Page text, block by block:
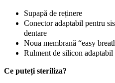
Supapă de reținere
Conector adaptabil pentru
dentare
Noua membrană “easy
Rulment de silicon adaptabil
Ce puteți steriliza?